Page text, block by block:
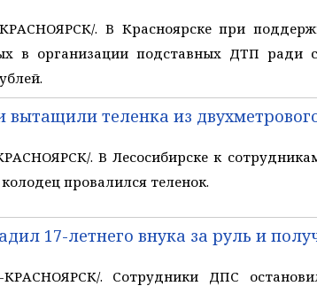
. В Красноярске при
в организации подставных ДТП ради
вытащили теленка из
. В Лесосибирске к
провалился теленок.
17-летнего внука за руль и
. Сотрудники ДПС